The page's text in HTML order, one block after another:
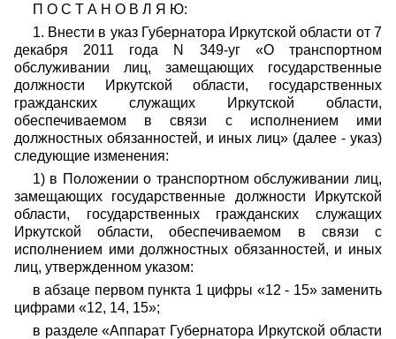
П О С Т А Н О В Л Я Ю:
1. Внести в указ Губернатора Иркутской области от 7
декабря 2011 года N 349-уг «О транспортном
обслуживании лиц, замещающих государственные
должности Иркутской области, государственных
гражданских служащих Иркутской области,
обеспечиваемом в связи с исполнением ими
должностных обязанностей, и иных лиц» (далее - указ)
следующие изменения:
1) в Положении о транспортном обслуживании лиц,
замещающих государственные должности Иркутской
области, государственных гражданских служащих
Иркутской области, обеспечиваемом в связи с
исполнением ими должностных обязанностей, и иных
лиц, утвержденном указом:
в абзаце первом пункта 1 цифры «12 - 15» заменить
цифрами «12, 14, 15»;
в разделе «Аппарат Губернатора Иркутской области